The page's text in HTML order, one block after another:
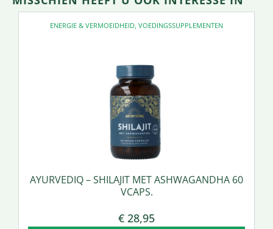
ENERGIE & VERMOEIDHEID, VOEDINGSSUPPLEMENTEN
AYURVEDIQ – SHILAJIT MET ASHWAGANDHA 60
VCAPS.
€ 28,95